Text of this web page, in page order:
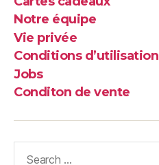
Notre équipe
Vie privée
Conditions d’utilisation
Jobs
Conditon de vente